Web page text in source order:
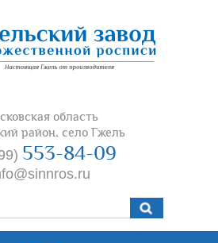
область
район, село Гжель
553-84-09